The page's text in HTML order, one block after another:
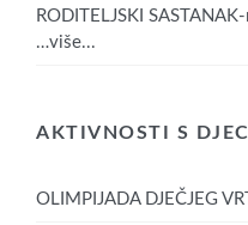
RODITELJSKI
…više...
AKTIVNOSTI S
OLIMPIJADA DJEČJEG